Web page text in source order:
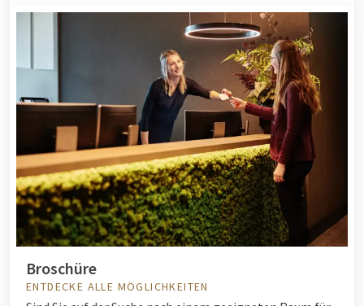
Broschüre
ENTDECKE ALLE MÖGLICHKEITEN